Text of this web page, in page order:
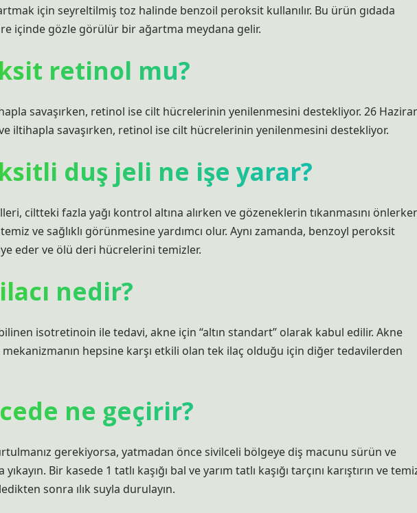
için seyreltilmiş toz halinde benzoil peroksit kullanılır. Bu ürün gıdada
içinde gözle görülür bir ağartma meydana gelir.
retinol mu?
savaşırken, retinol ise cilt hücrelerinin yenilenmesini destekliyor. 26
iltihapla savaşırken, retinol ise cilt hücrelerinin yenilenmesini destekliyor.
duş jeli ne işe yarar?
ciltteki fazla yağı kontrol altına alırken ve gözeneklerin tıkanmasını
temiz ve sağlıklı görünmesine yardımcı olur. Aynı zamanda, benzoyl peroksit
eder ve ölü deri hücrelerini temizler.
nedir?
isotretinoin ile tedavi, akne için “altın standart” olarak kabul edilir. Akne
hepsine karşı etkili olan tek ilaç olduğu için diğer tedavilerden
ne geçirir?
gerekiyorsa, yatmadan önce sivilceli bölgeye diş macunu sürün ve
yıkayın. Bir kasede 1 tatlı kaşığı bal ve yarım tatlı kaşığı tarçını karıştırın ve
sonra ılık suyla durulayın.